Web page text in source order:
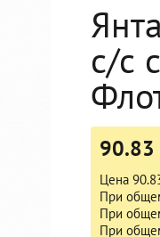
с/с
90.83
Цена
При
При
При